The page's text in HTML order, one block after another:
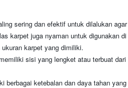
sering dan efektif untuk dilalukan
karpet juga nyaman untuk digunakan
karpet yang dimiliki.
sisi yang lengket atau terbuat
berbagai ketebalan dan daya tahan